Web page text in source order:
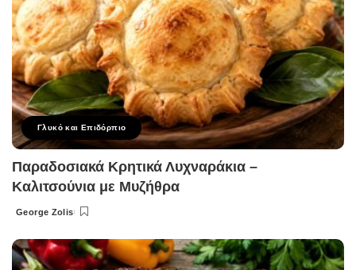
Γλυκό και Επιδόρπιο
Παραδοσιακά Κρητικά Λυχναράκια –
Καλιτσούνια με Μυζήθρα
Posted
George Zolis